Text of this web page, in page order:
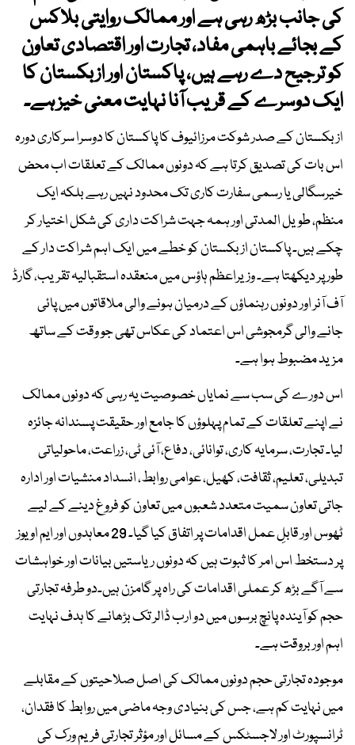
کی جانب بڑھ رہی ہے اور ممالک روایتی بلاکس
کے بجائے باہمی مفاد، تجارت اور اقتصادی تعاون
کو ترجیح دے رہے ہیں، پاکستان اور ازبکستان کا
ایک دوسرے کے قریب آنا نہایت معنی خیز ہے۔
ازبکستان کے صدر شوکت مرزائیوف کا پاکستان کا دوسرا سرکاری دورہ
اس بات کی تصدیق کرتا ہے کہ دونوں ممالک کے تعلقات اب محض
خیرسگالی یا رسمی سفارت کاری تک محدود نہیں رہے بلکہ ایک
منظم، طویل المدتی اور ہمہ جہت شراکت داری کی شکل اختیار کر
چکے ہیں۔ پاکستان ازبکستان کو خطے میں ایک اہم شراکت دار کے
طور پر دیکھتا ہے۔ وزیراعظم ہاؤس میں منعقدہ استقبالیہ تقریب، گارڈ
آف آنر اور دونوں رہنماؤں کے درمیان ہونے والی ملاقاتوں میں پائی
جانے والی گرمجوشی اس اعتماد کی عکاس تھی جو وقت کے ساتھ
مزید مضبوط ہوا ہے۔
اس دورے کی سب سے نمایاں خصوصیت یہ رہی کہ دونوں ممالک
نے اپنے تعلقات کے تمام پہلوؤں کا جامع اور حقیقت پسندانہ جائزہ
لیا۔ تجارت، سرمایہ کاری، توانائی، دفاع، آئی ٹی، زراعت، ماحولیاتی
تبدیلی، تعلیم، ثقافت، کھیل، عوامی روابط، انسداد منشیات اور ادارہ
جاتی تعاون سمیت متعدد شعبوں میں تعاون کو فروغ دینے کے لیے
ٹھوس اور قابلِ عمل اقدامات پر اتفاق کیا گیا۔ 29 معاہدوں اور ایم او یوز
پر دستخط اس امر کا ثبوت ہیں کہ دونوں ریاستیں بیانات اور خواہشات
سے آگے بڑھ کر عملی اقدامات کی راہ پر گامزن ہیں۔دو طرفہ تجارتی
حجم کو آیندہ پانچ برسوں میں دو ارب ڈالر تک بڑھانے کا ہدف نہایت
اہم اور بروقت ہے۔
موجودہ تجارتی حجم دونوں ممالک کی اصل صلاحیتوں کے مقابلے
میں نہایت کم ہے، جس کی بنیادی وجہ ماضی میں روابط کا فقدان،
ٹرانسپورٹ اور لاجسٹکس کے مسائل اور مؤثر تجارتی فریم ورک کی